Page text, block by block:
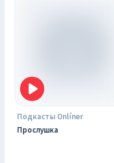
Подкасты Onlíner
Прослушка